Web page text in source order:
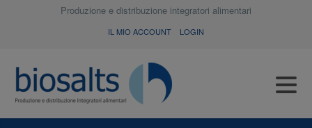
Produzione e distribuzione integratori alimentari
IL MIO ACCOUNT LOGIN